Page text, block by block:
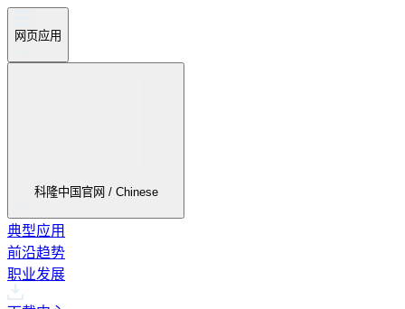
网页应用
科隆中国官网 / Chinese
典型应用
前沿趋势
职业发展